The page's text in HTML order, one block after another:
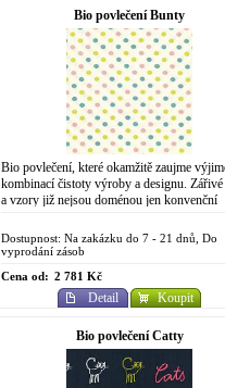
Bio povlečení Bunty
Bio povlečení, které okamžitě zaujme
kombinací čistoty výroby a designu.
a vzory již nejsou doménou jen konvenční
propracovaného...
Dostupnost: Na zakázku do 7 - 21 dnů, Do
vyprodání zásob
Cena od: 2 781 Kč
Detail Koupit
Bio povlečení Catty